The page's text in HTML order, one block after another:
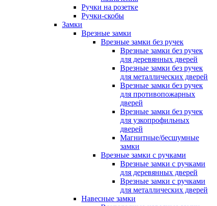
Ручки на розетке
Ручки-скобы
Замки
Врезные замки
Врезные замки без ручек
Врезные замки без ручек
для деревянных дверей
Врезные замки без ручек
для металлических дверей
Врезные замки без ручек
для противопожарных
дверей
Врезные замки без ручек
для узкопрофильных
дверей
Магнитные/бесшумные
замки
Врезные замки с ручками
Врезные замки с ручками
для деревянных дверей
Врезные замки с ручками
для металлических дверей
Навесные замки